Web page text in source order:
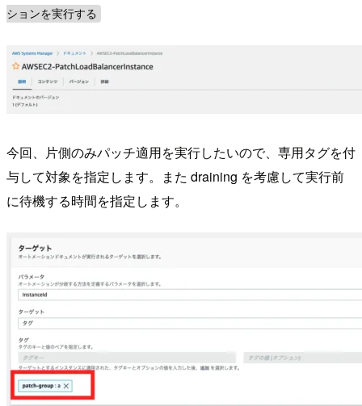
ションを実行する
今回、片側のみパッチ適用を実行したいので、専用タグを付
与して対象を指定します。また draining を考慮して実行前
に待機する時間を指定します。